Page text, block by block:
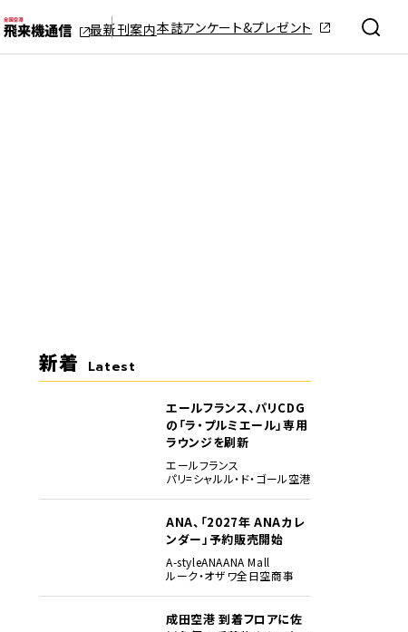
最新刊案内本誌アンケート&プレゼント
新着 Latest
エールフランス、パリCDG
の「ラ・プルミエール」専用
ラウンジを刷新
エールフランス
パリ=シャルル・ド・ゴール空港
ANA、「2027年 ANAカレ
ンダー」予約販売開始
A-styleANAANA Mall
ルーク・オザワ全日空商事
成田空港 到着フロアに佐